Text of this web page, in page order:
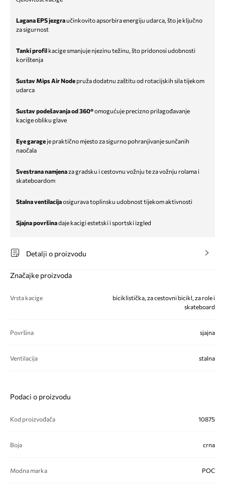
Lagana EPS jezgraučinkovito apsorbira energiju udarca, što je ključno
za sigurnost
Tanki profil kacige smanjuje njezinu težinu, što pridonosi udobnosti
korištenja
Sustav Mips Air Node pruža dodatnu zaštitu od rotacijskih sila tijekom
udarca
Sustav podešavanja od 360°omogućuje precizno prilagođavanje
kacige obliku glave
Eye garage je praktično mjesto za sigurno pohranjivanje sunčanih
naočala
Svestrana namjenaza gradsku i cestovnu vožnju te za vožnju rolama i
skateboardom
Stalna ventilacijaosigurava toplinsku udobnost tijekom aktivnosti
Sjajna površinadaje kacigi estetski i sportski izgled
Detalji o proizvodu
Značajke proizvoda
Vrsta kacige
biciklistička, za cestovni bicikl, za role i
skateboard
Površina sjajna
Ventilacija stalna
Podaci o proizvodu
Kod proizvođača 10875
Boja crna
Modna marka POC